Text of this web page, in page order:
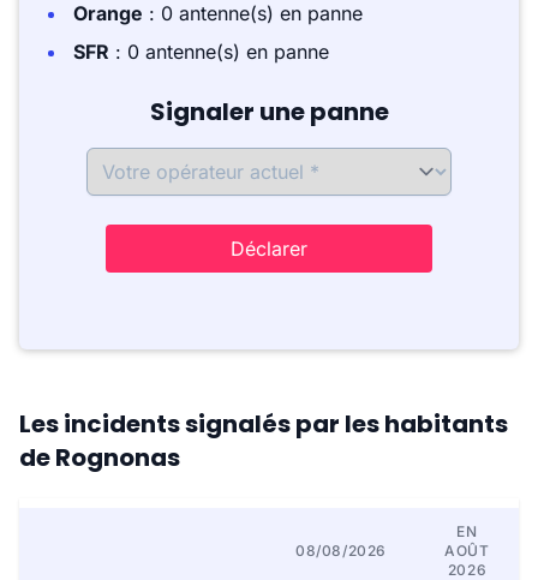
Orange : 0 antenne(s) en panne
SFR : 0 antenne(s) en panne
Signaler une panne
Déclarer
Les incidents signalés par les habitants
de Rognonas
08/08/2026
EN
AOÛT
2026